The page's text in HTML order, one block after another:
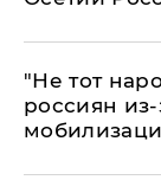
​"Не тот
россиян из-